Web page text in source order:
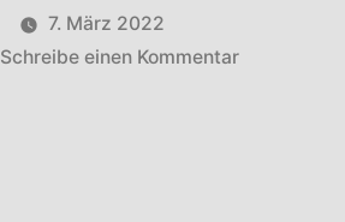
7. März 2022
Schreibe einen Kommentarzu